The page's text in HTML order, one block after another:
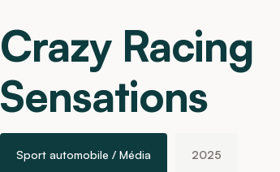
Crazy Racing
Sensations
Sport automobile / Média 2025